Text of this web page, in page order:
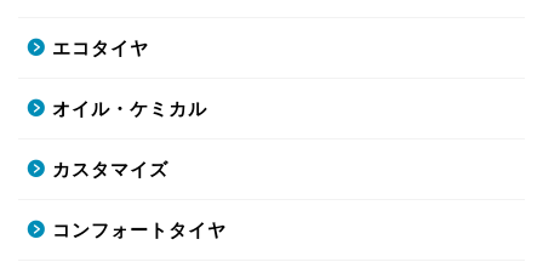
エコタイヤ
オイル・ケミカル
カスタマイズ
コンフォートタイヤ